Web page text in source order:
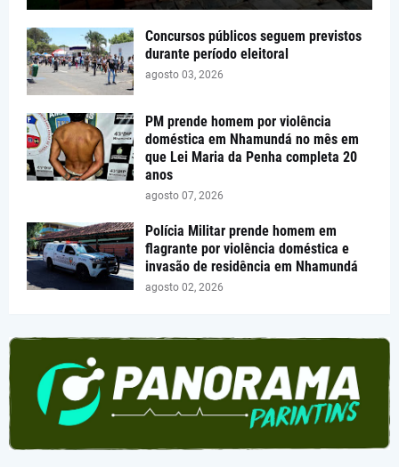
Concursos públicos seguem previstos
durante período eleitoral
agosto 03, 2026
PM prende homem por violência
doméstica em Nhamundá no mês em
que Lei Maria da Penha completa 20
anos
agosto 07, 2026
Polícia Militar prende homem em
flagrante por violência doméstica e
invasão de residência em Nhamundá
agosto 02, 2026